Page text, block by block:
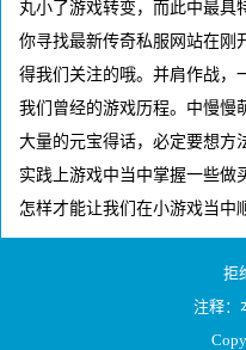
丸小了游戏转变，而此中最具
你寻找最新传奇私服网站在刚
得我们关注的哦。并肩作战，
我们曾经的游戏历程。中慢慢
大量的元宝得话，必定要想方
实践上游戏中当中掌握一些做
怎样才能让我们在小游戏当中
拒
注释：